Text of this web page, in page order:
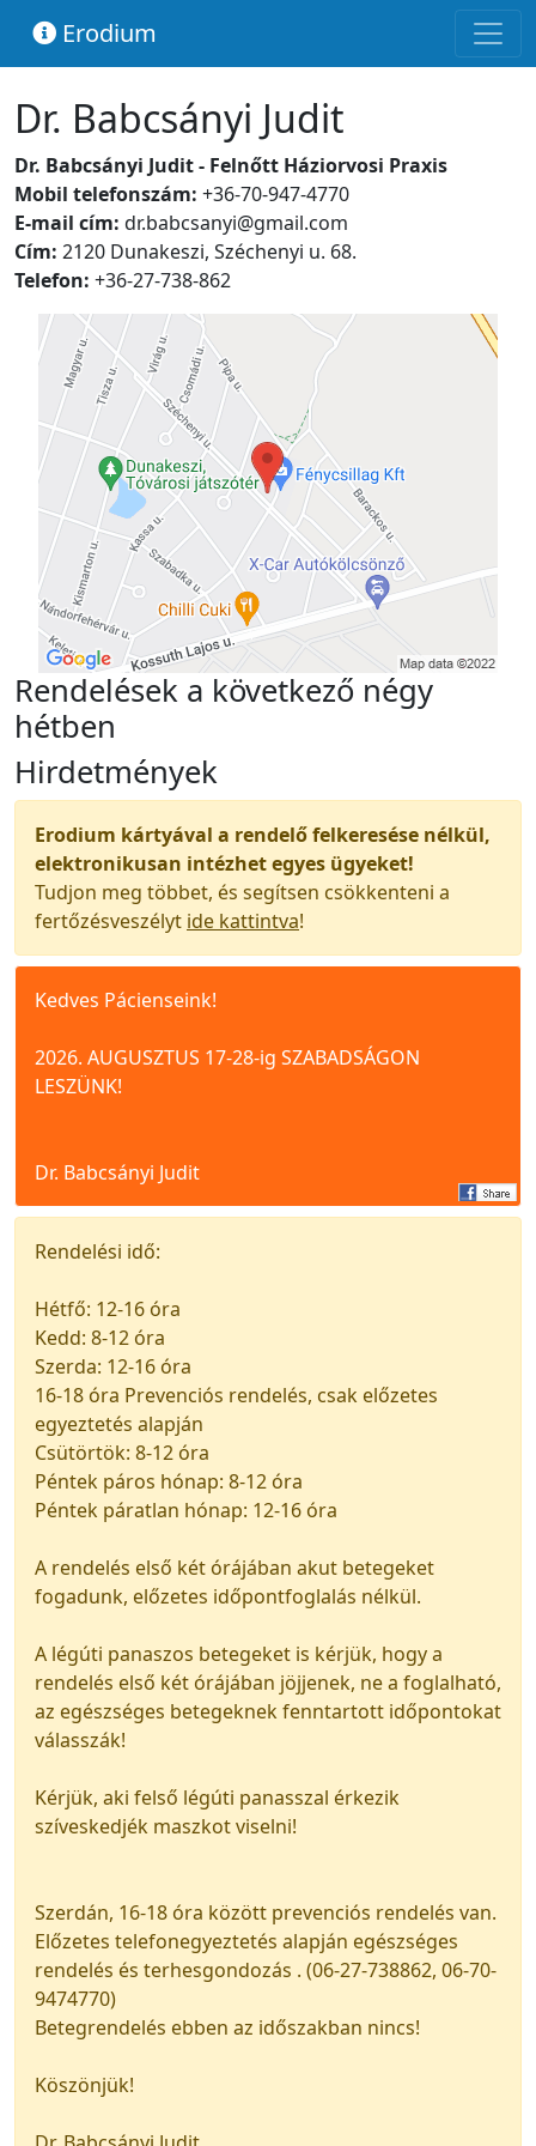
Erodium
Dr. Babcsányi Judit
Dr. Babcsányi Judit - Felnőtt Háziorvosi Praxis
Mobil telefonszám: +36-70-947-4770
E-mail cím: dr.babcsanyi@gmail.com
Cím: 2120 Dunakeszi, Széchenyi u. 68.
Telefon: +36-27-738-862
Rendelések a következő négy
hétben
Hirdetmények
Erodium kártyával a rendelő felkeresése nélkül,
elektronikusan intézhet egyes ügyeket!
Tudjon meg többet, és segítsen csökkenteni a
fertőzésveszélyt ide kattintva!
Kedves Pácienseink!
2026. AUGUSZTUS 17-28-ig SZABADSÁGON
LESZÜNK!
Dr. Babcsányi Judit
Rendelési idő:
Hétfő: 12-16 óra
Kedd: 8-12 óra
Szerda: 12-16 óra
16-18 óra Prevenciós rendelés, csak előzetes
egyeztetés alapján
Csütörtök: 8-12 óra
Péntek páros hónap: 8-12 óra
Péntek páratlan hónap: 12-16 óra
A rendelés első két órájában akut betegeket
fogadunk, előzetes időpontfoglalás nélkül.
A légúti panaszos betegeket is kérjük, hogy a
rendelés első két órájában jöjjenek, ne a foglalható,
az egészséges betegeknek fenntartott időpontokat
válasszák!
Kérjük, aki felső légúti panasszal érkezik
szíveskedjék maszkot viselni!
Szerdán, 16-18 óra között prevenciós rendelés van.
Előzetes telefonegyeztetés alapján egészséges
rendelés és terhesgondozás . (06-27-738862, 06-70-
9474770)
Betegrendelés ebben az időszakban nincs!
Köszönjük!